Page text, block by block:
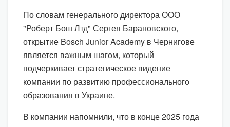
По словам генерального директора ООО
"Роберт Бош Лтд" Сергея Барановского,
открытие Bosch Junior Academy в Чернигове
является важным шагом, который
подчеркивает стратегическое видение
компании по развитию профессионального
образования в Украине.
В компании напомнили, что в конце 2025 года